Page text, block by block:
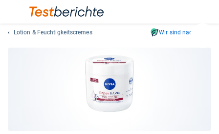
Lotion & Feuchtigkeitscremes Wir sind nachhaltig